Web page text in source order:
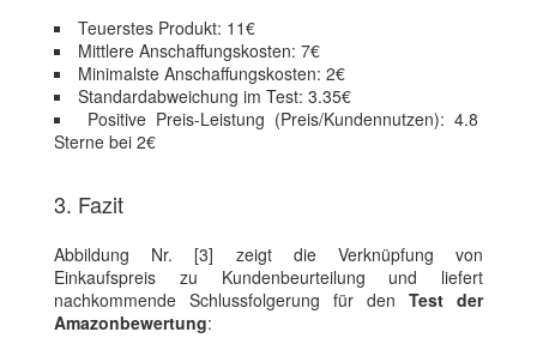
Teuerstes Produkt: 11€
Mittlere Anschaffungskosten: 7€
Minimalste Anschaffungskosten: 2€
Standardabweichung im Test: 3.35€
Positive Preis-Leistung (Preis/Kundennutzen): 4.8
Sterne bei 2€
3. Fazit
Abbildung Nr. [3] zeigt die Verknüpfung von
Einkaufspreis zu Kundenbeurteilung und liefert
nachkommende Schlussfolgerung für den Test der
Amazonbewertung: